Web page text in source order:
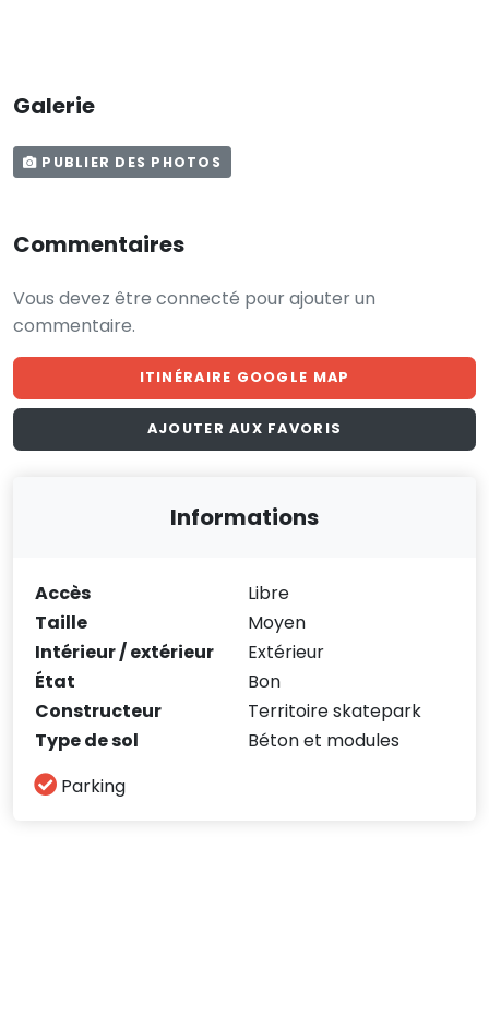
Galerie
PUBLIER DES PHOTOS
Commentaires
Vous devez être connecté pour ajouter un
commentaire.
ITINÉRAIRE GOOGLE MAP
AJOUTER AUX FAVORIS
Informations
Accès
Libre
Taille
Moyen
Intérieur / extérieur
Extérieur
État
Bon
Constructeur
Territoire skatepark
Type de sol
Béton et modules
Parking